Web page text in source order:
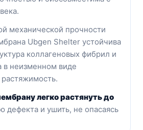
механической прочности
Ubgen Shelter устойчива
коллагеновых фибрил и
в неизменном виде
легко растянуть до
дефекта и ушить, не опасаясь